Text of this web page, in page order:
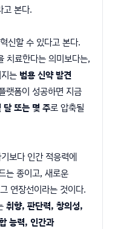
고 본다.
신할 수 있다고 본다.
치료한다는 의미보다는,
는 범용 신약 발견
랫폼이 성공하면 지금
달 또는 몇 주로 압축될
보다 인간 적응력에
는 종이고, 새로운
연장선이라는 것이다.
취향, 판단력, 창의성,
능력, 인간과